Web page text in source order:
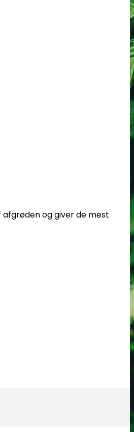
og giver de mest